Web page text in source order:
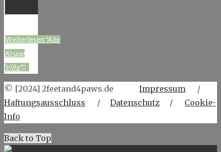
Weiterlesen "Alte
Krupp
Villa"
© [2024] 2feetand4paws.de Impressum /
Haftungsausschluss / Datenschutz / Cookie-
Info
Back to Top